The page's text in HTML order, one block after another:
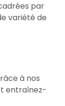
par
variété de
à nos
entraînez-